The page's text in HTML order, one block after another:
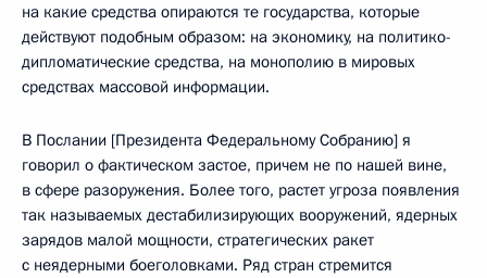
на какие средства опираются те государства, которые
действуют подобным образом: на экономику, на политико-
дипломатические средства, на монополию в мировых
средствах массовой информации.
В Послании [Президента Федеральному Собранию] я
говорил о фактическом застое, причем не по нашей вине,
в сфере разоружения. Более того, растет угроза появления
так называемых дестабилизирующих вооружений, ядерных
зарядов малой мощности, стратегических ракет
с неядерными боеголовками. Ряд стран стремится